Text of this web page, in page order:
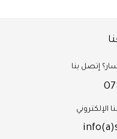
إتصل بنا
الإلكتروني